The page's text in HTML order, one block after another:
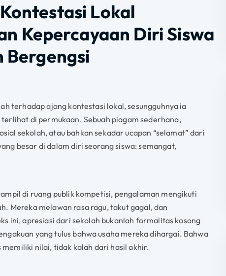
Lokal
Kepercayaan Diri Siswa
Bergengsi
terhadap ajang kontestasi lokal, sesungguhnya ia
di permukaan. Sebuah piagam sederhana,
sekolah, atau bahkan sekadar ucapan “selamat” dari
besar di dalam diri seorang siswa: semangat,
di ruang publik kompetisi, pengalaman mengikuti
Mereka melawan rasa ragu, takut gagal, dan
ini, apresiasi dari sekolah bukanlah formalitas kosong
yang tulus bahwa usaha mereka dihargai. Bahwa
nilai, tidak kalah dari hasil akhir.